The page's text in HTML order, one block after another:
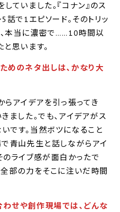
ていました。『コナン』のス
話で1エピソード。そのトリッ
本当に濃密で……10時間以
思います。
のネタ出しは、かなり大
らアイデアを引っ張ってき
ました。でも、アイデアがス
です。当然ボツになること
青山先生と話しながらアイ
のライブ感が面白かったで
全部の力をそこに注いだ時間
せや創作現場では、どんな